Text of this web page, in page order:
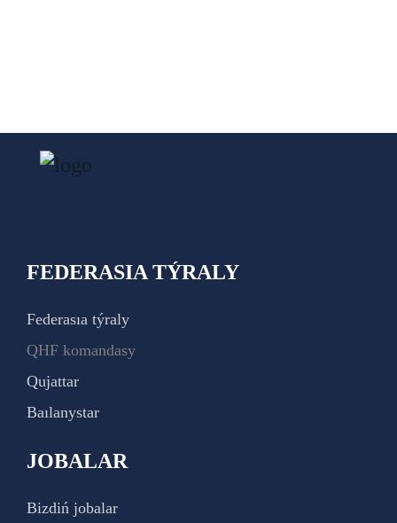
FEDERASIA TÝRALY
Federasıa týraly
QHF komandasy
Qujattar
Baılanystar
JOBALAR
Bizdiń jobalar